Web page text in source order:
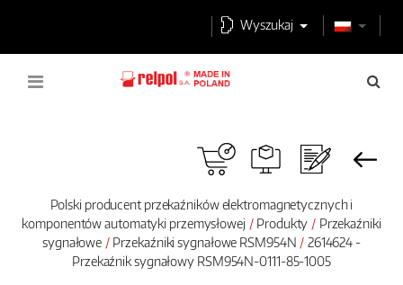
Wyszukaj
Polski producent przekaźników elektromagnetycznych i
komponentów automatyki przemysłowej
Produkty
Przekaźniki
sygnałowe
Przekaźniki sygnałowe RSM954N
2614624 -
Przekaźnik sygnałowy RSM954N-0111-85-1005